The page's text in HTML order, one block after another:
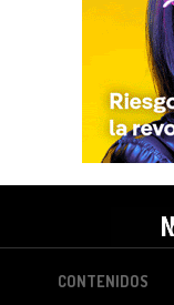
CONTENIDOS